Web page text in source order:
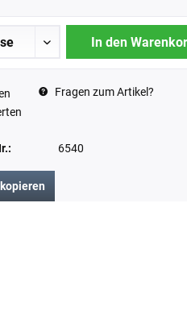
In den
Fragen zum Artikel?
6540